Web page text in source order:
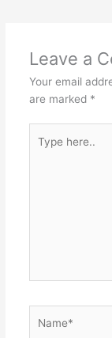
Leave a
Your email
are marked *
here..